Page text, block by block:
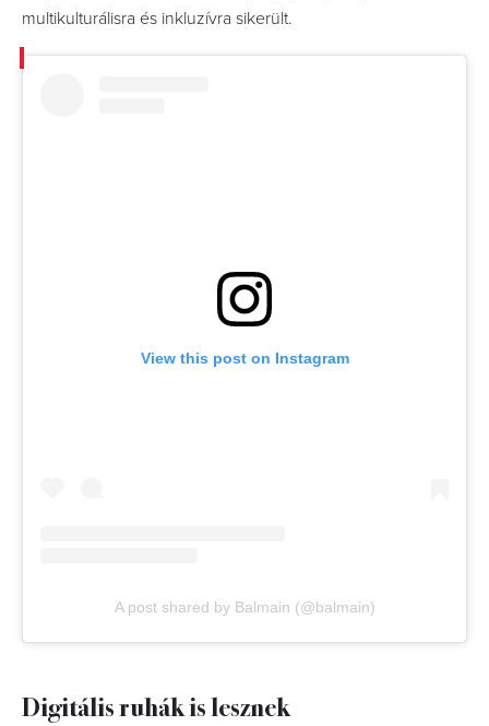
multikulturálisra és inkluzívra sikerült.
View this post on Instagram
A post shared by Balmain (@balmain)
Digitális ruhák is lesznek